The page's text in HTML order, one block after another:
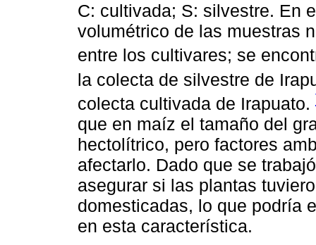
C: cultivada; S: silvestre. En
volumétrico de las muestras
entre los cultivares; se
la colecta de silvestre de
colecta cultivada de Irapuato.
que en maíz el tamaño del
hectolítrico, pero factores
afectarlo. Dado que se
asegurar si las plantas
domesticadas, lo que podría
en esta característica.